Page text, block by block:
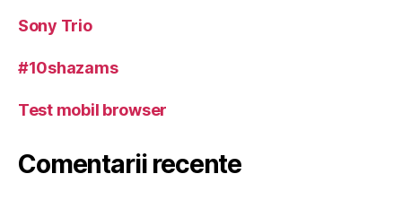
Sony Trio
#10shazams
Test mobil browser
Comentarii recente